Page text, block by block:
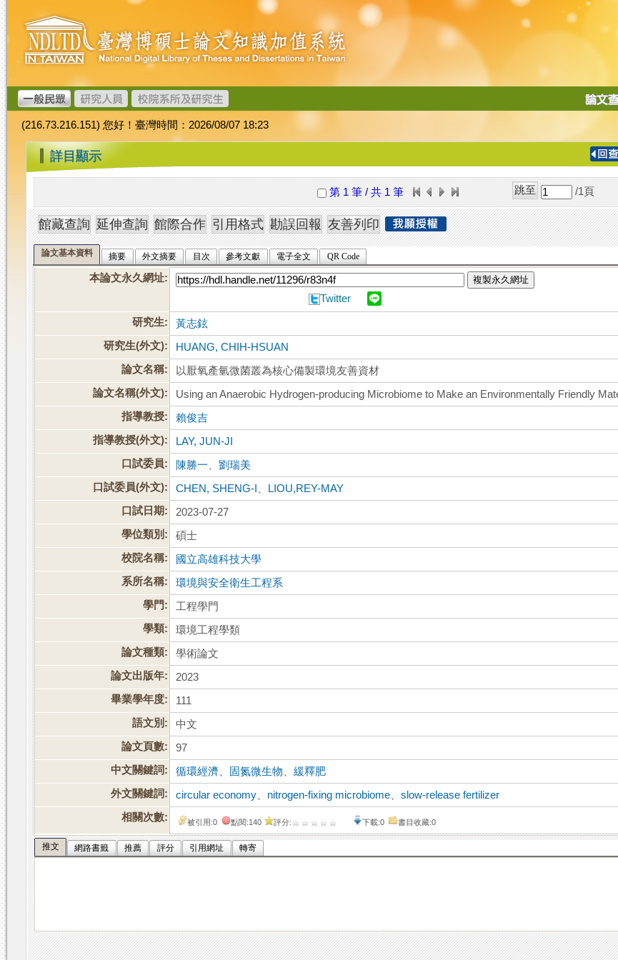
跳
到
主
要
內
容
臺
灣
博
碩
士
論
文
加
值
系
統
導
(216.73.216.151) 您好！臺灣時間：2026/08/07 18:23
::: 詳目顯示
第 1 筆 / 共 1 筆 /1 頁
論文基本資料 摘要 外文摘要 目次 參考文獻 電子全文 QR Code
本論文永久網址: 複製永久網址
Twitter
研究生:
黃志鉉
研究生(外文):
HUANG, CHIH-HSUAN
論文名稱:
以厭氧產氫微菌叢為核心備製環境友善資材
論文名稱(外文):
Using an Anaerobic Hydrogen-producing Microbiome to Make an Environmentally Friendly
指導教授:
賴俊吉
指導教授(外文):
LAY, JUN-JI
口試委員:
陳勝一 、劉瑞美
口試委員(外文):
CHEN, SHENG-I
LIOU,REY-MAY
口試日期:
2023-07-27
學位類別:
碩士
校院名稱:
國立高雄科技大學
系所名稱:
環境與安全衛生工程系
學門:
工程學門
學類:
環境工程學類
論文種類:
學術論文
論文出版年:
2023
畢業學年度:
111
語文別:
中文
論文頁數:
97
中文關鍵詞:
循環經濟 固氮微生物 、緩釋肥
外文關鍵詞:
circular economy nitrogen-fixing microbiome 、slow-release fertilizer
相關次數:
被引用:0 點閱:140 評分: 下載:0 書目收藏:0
推文 網路書籤 推薦 評分 引用網址 轉寄